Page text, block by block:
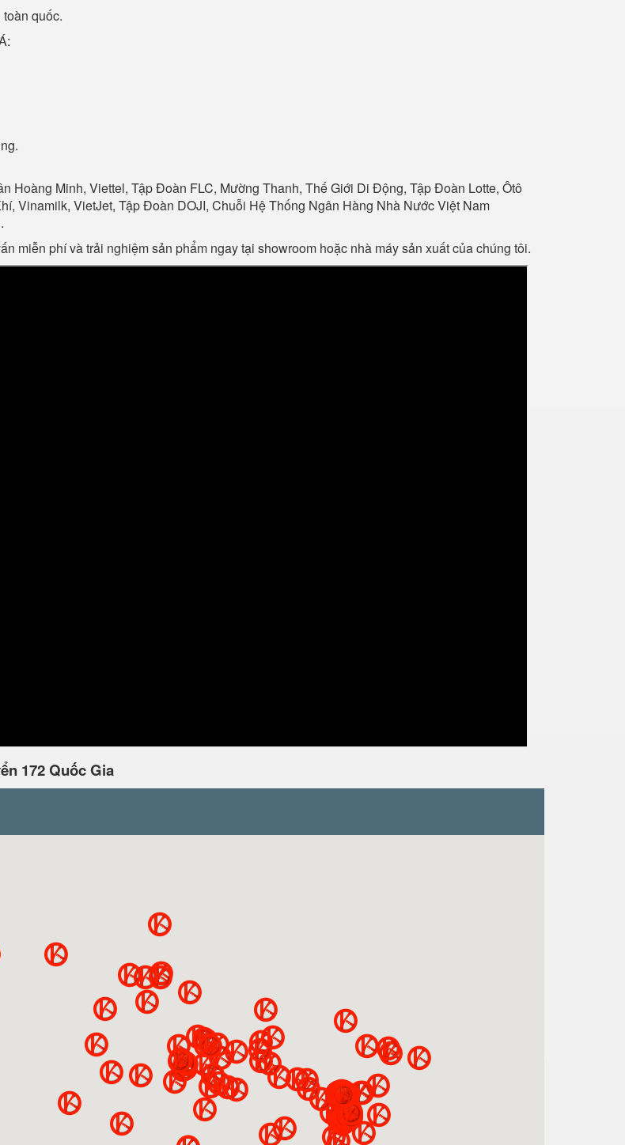
quốc.
Hoàng Minh, Viettel, Tập Đoàn FLC, Mường Thanh, Thế Giới Di Động, Tập Đoàn Lotte, Ôtô
Vinamilk, VietJet, Tập Đoàn DOJI, Chuỗi Hệ Thống Ngân Hàng Nhà Nước Việt Nam
miễn phí và trải nghiệm sản phẩm ngay tại showroom hoặc nhà máy sản xuất của chúng tôi.
172 Quốc Gia